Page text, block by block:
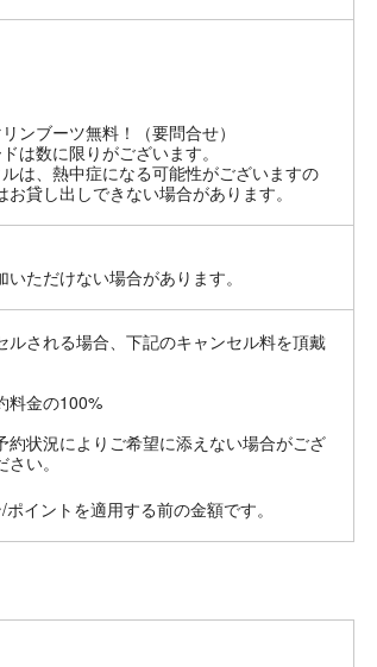
ンブーツ無料！（要問合せ）
は数に限りがございます。
は、熱中症になる可能性がございますの
貸し出しできない場合があります。
ただけない場合があります。
ルされる場合、下記のキャンセル料を頂戴
料金の100%
約状況によりご希望に添えない場合がござ
い。
イントを適用する前の金額です。